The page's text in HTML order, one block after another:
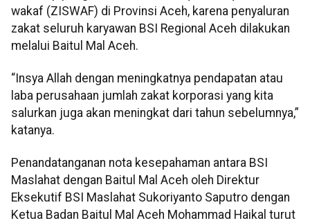
wakaf (ZISWAF) di Provinsi Aceh, karena penyaluran
zakat seluruh karyawan BSI Regional Aceh dilakukan
melalui Baitul Mal Aceh.
“Insya Allah dengan meningkatnya pendapatan atau
laba perusahaan jumlah zakat korporasi yang kita
salurkan juga akan meningkat dari tahun sebelumnya,”
katanya.
Penandatanganan nota kesepahaman antara BSI
Maslahat dengan Baitul Mal Aceh oleh Direktur
Eksekutif BSI Maslahat Sukoriyanto Saputro dengan
Ketua Badan Baitul Mal Aceh Mohammad Haikal turut